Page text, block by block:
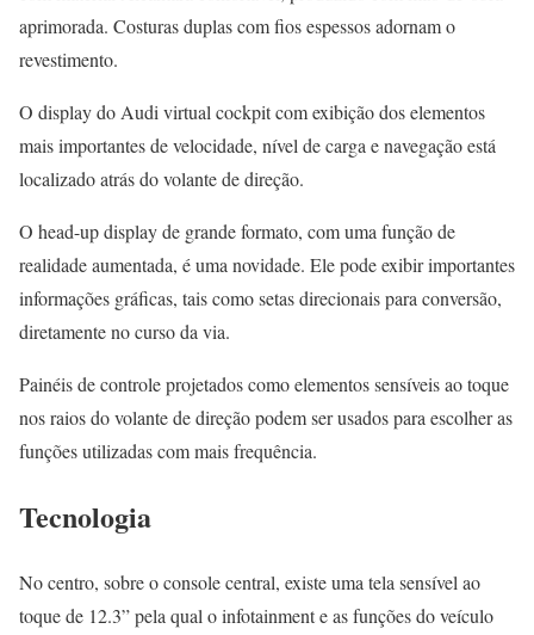
aprimorada. Costuras duplas com fios espessos adornam o
revestimento.
O display do Audi virtual cockpit com exibição dos elementos
mais importantes de velocidade, nível de carga e navegação está
localizado atrás do volante de direção.
O head-up display de grande formato, com uma função de
realidade aumentada, é uma novidade. Ele pode exibir importantes
informações gráficas, tais como setas direcionais para conversão,
diretamente no curso da via.
Painéis de controle projetados como elementos sensíveis ao toque
nos raios do volante de direção podem ser usados para escolher as
funções utilizadas com mais frequência.
Tecnologia
No centro, sobre o console central, existe uma tela sensível ao
toque de 12.3” pela qual o infotainment e as funções do veículo